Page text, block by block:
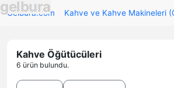
gelbura
Gelbura.com Kahve ve Kahve Makineleri
Kahve Öğütücüleri
6 ürün bulundu.